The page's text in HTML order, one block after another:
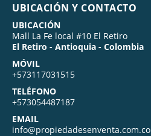
UBICACIÓN Y CONTACTO
UBICACIÓN
Mall La Fe local #10 El Retiro
El Retiro - Antioquia - Colombia
MÓVIL
+573117031515
TELÉFONO
+573054487187
EMAIL
info@propiedadesenventa.com.co